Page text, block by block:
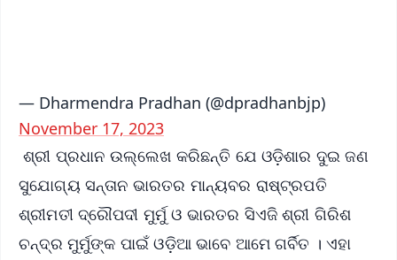
— Dharmendra Pradhan (@dpradhanbjp)
November 17, 2023
ଶ୍ରୀ ପ୍ରଧାନ ଉଲ୍ଲେଖ କରିଛନ୍ତି ଯେ ଓଡ଼ିଶାର ଦୁଇ ଜଣ
ସୁଯୋଗ୍ୟ ସନ୍ତାନ ଭାରତର ମାନ୍ୟବର ରାଷ୍ଟ୍ରପତି
ଶ୍ରୀମତୀ ଦ୍ରୌପଦୀ ମୁର୍ମୁ ଓ ଭାରତର ସିଏଜି ଶ୍ରୀ ଗିରିଶ
ଚନ୍ଦ୍ର ମୁର୍ମୁଙ୍କ ପାଇଁ ଓଡ଼ିଆ ଭାବେ ଆମେ ଗର୍ବିତ । ଏହା